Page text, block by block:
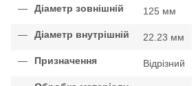
Діаметр зовнішній 125 мм
Діаметр внутрішній 22.23 мм
Призначення Відрізний